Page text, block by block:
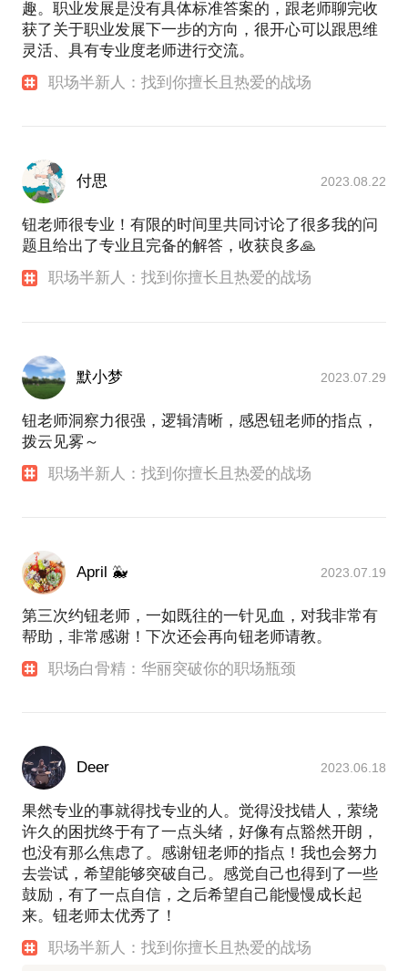
趣。职业发展是没有具体标准答案的，跟老师聊完收
获了关于职业发展下一步的方向，很开心可以跟思维
灵活、具有专业度老师进行交流。
职场半新人：找到你擅长且热爱的战场
付思 2023.08.22
钮老师很专业！有限的时间里共同讨论了很多我的问
题且给出了专业且完备的解答，收获良多🙏
职场半新人：找到你擅长且热爱的战场
默小梦 2023.07.29
钮老师洞察力很强，逻辑清晰，感恩钮老师的指点，
拨云见雾～
职场半新人：找到你擅长且热爱的战场
April 🐳 2023.07.19
第三次约钮老师，一如既往的一针见血，对我非常有
帮助，非常感谢！下次还会再向钮老师请教。
职场白骨精：华丽突破你的职场瓶颈
Deer 2023.06.18
果然专业的事就得找专业的人。觉得没找错人，萦绕
许久的困扰终于有了一点头绪，好像有点豁然开朗，
也没有那么焦虑了。感谢钮老师的指点！我也会努力
去尝试，希望能够突破自己。感觉自己也得到了一些
鼓励，有了一点自信，之后希望自己能慢慢成长起
来。钮老师太优秀了！
职场半新人：找到你擅长且热爱的战场